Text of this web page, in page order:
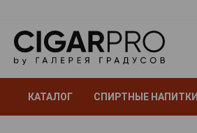
КАТАЛОГ СПИРТНЫЕ НАПИТКИ